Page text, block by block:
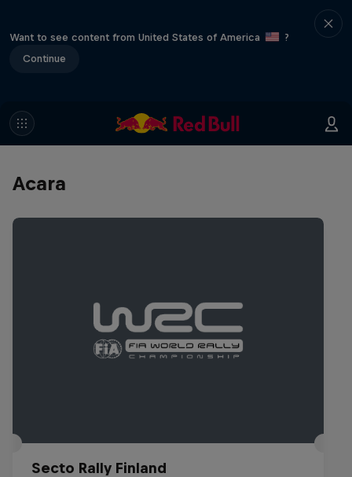
Want to see content from United States of America
?
Continue
Acara
Secto Rally Finland